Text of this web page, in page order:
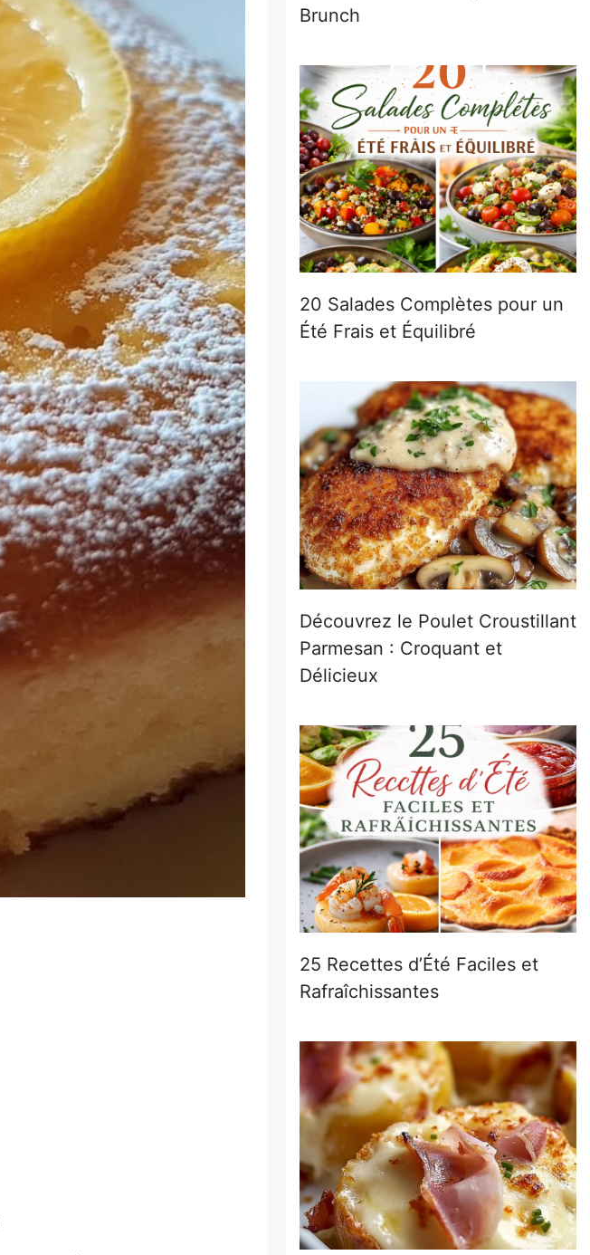
Brunch
20 Salades Complètes pour un
Été Frais et Équilibré
Découvrez le Poulet Croustillant
Parmesan : Croquant et
Délicieux
25 Recettes d’Été Faciles et
Rafraîchissantes